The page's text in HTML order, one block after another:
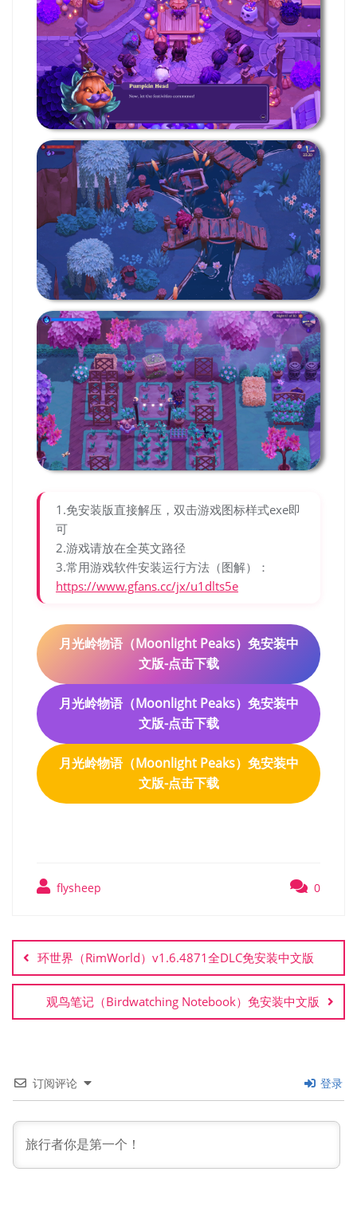
1.免安装版直接解压，双击游戏图标样式exe即
可
2.游戏请放在全英文路径
3.常用游戏软件安装运行方法（图解）：
https://www.gfans.cc/jx/u1dlts5e
月光岭物语（Moonlight Peaks）免安装中
文版-点击下载
月光岭物语（Moonlight Peaks）免安装中
文版-点击下载
月光岭物语（Moonlight Peaks）免安装中
文版-点击下载
flysheep 0
章
导
航
环世界（RimWorld）v1.6.4871全DLC免安装中文版
观鸟笔记（Birdwatching Notebook）免安装中文版
订阅评论 登录